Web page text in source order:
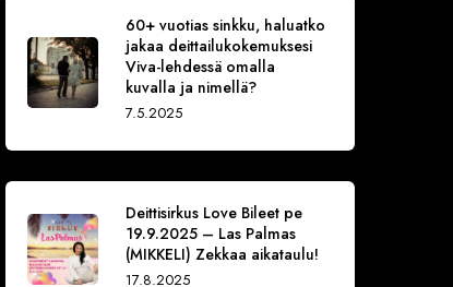
60+ vuotias sinkku, haluatko
jakaa deittailukokemuksesi
Viva-lehdessä omalla
kuvalla ja nimellä?
7.5.2025
Deittisirkus Love Bileet pe
19.9.2025 – Las Palmas
(MIKKELI) Zekkaa aikataulu!
17.8.2025